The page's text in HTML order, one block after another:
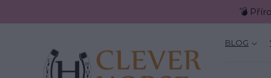
💣
BLOG